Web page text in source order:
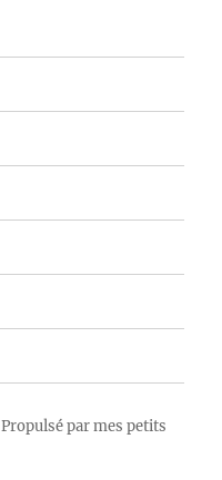
Propulsé par mes petits